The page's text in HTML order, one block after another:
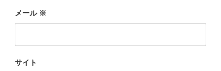
メール ※
サイト